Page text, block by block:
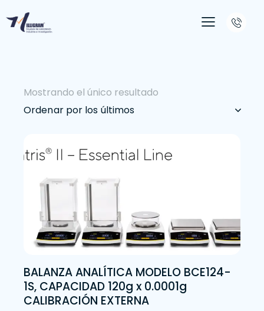
Mostrando el único resultado
BALANZA ANALÍTICA MODELO BCE124-
1S, CAPACIDAD 120g x 0.0001g
CALIBRACIÓN EXTERNA